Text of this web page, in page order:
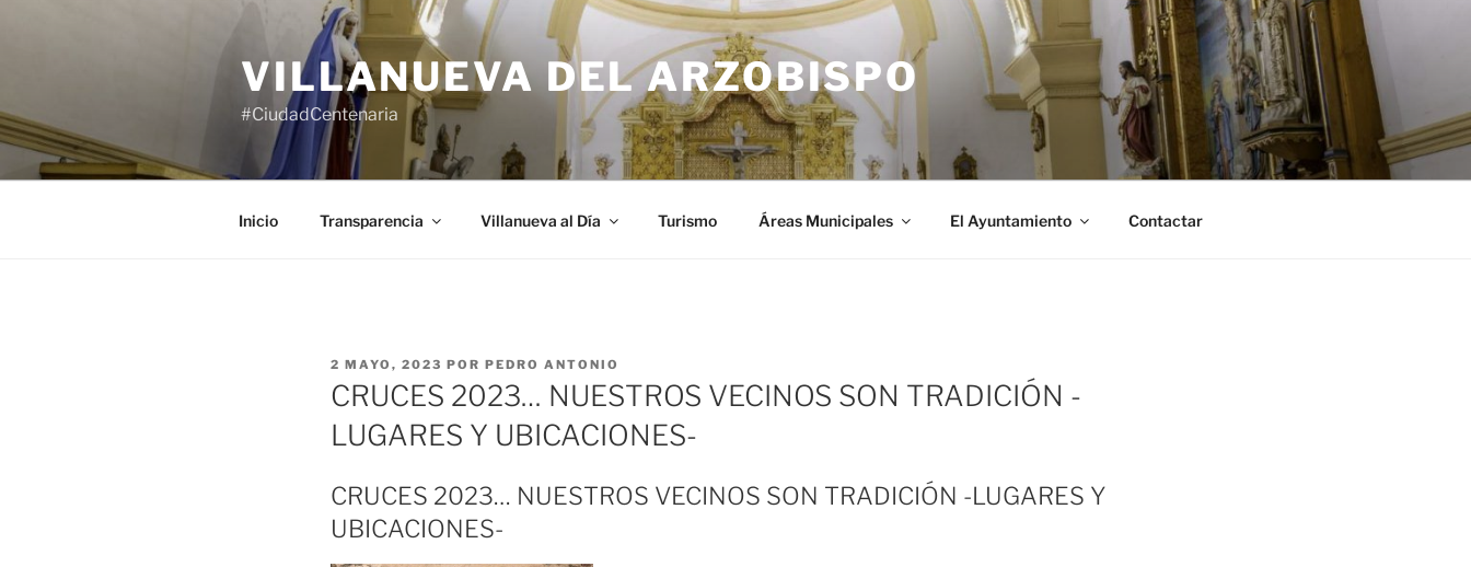
VILLANUEVA DEL ARZOBISPO
#CiudadCentenaria
Inicio Transparencia Villanueva al Día Turismo Áreas Municipales El Ayuntamiento Contactar
PUBLICADO
EL
2 MAYO, 2023 POR PEDRO ANTONIO
CRUCES 2023… NUESTROS VECINOS SON TRADICIÓN -
LUGARES Y UBICACIONES-
CRUCES 2023… NUESTROS VECINOS SON TRADICIÓN -LUGARES Y
UBICACIONES-